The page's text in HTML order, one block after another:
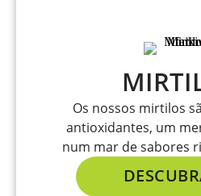
Os nossos mirtilos
antioxidantes, um
num mar de sabores